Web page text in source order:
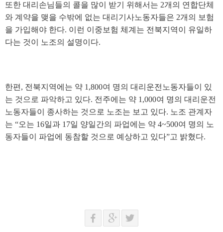
또한 대리손님들의 콜을 많이 받기 위해서는 2개의 연합단체
와 계약을 맺을 수밖에 없는 대리기사노동자들은 2개의 보험
을 가입해야 한다. 이런 이중보험 체계는 전북지역이 유일하
다는 것이 노조의 설명이다.
한편 , 전북지역에는 약 1,800여 명의 대리운전노동자들이 있
는 것으로 파악하고 있다. 전주에는 약 1,000여 명의 대리운전
노동자들이 종사하는 것으로 노조는 보고 있다. 노조 관계자
는 “오는 16일과 17일 양일간의 파업에는 약 4~500여 명의 노
동자들이 파업에 동참할 것으로 예상하고 있다”고 밝혔다.